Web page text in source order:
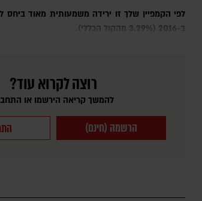
לפי הקמפיין שלך זו ירידה משמעותית מאוד ביחס לביצוע של גארי ג'ונסון
ב-2016 (3.29% מהקול הכללי).
רוצה לקרוא עוד?
להמשך קריאה הירשמו או
הרשמה (חינם)